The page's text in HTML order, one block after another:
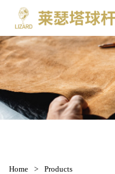
Home > Products